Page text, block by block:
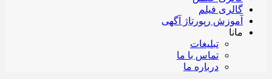
گالری فیلم
آموزش رپورتاژ آگهی
مانا
تبلیغات
تماس با ما
درباره ما